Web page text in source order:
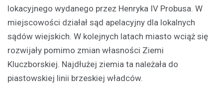
lokacyjnego wydanego przez Henryka IV Probusa. W
miejscowości działał sąd apelacyjny dla lokalnych
sądów wiejskich. W kolejnych latach miasto wciąż się
rozwijały pomimo zmian własności Ziemi
Kluczborskiej. Najdłużej ziemia ta należała do
piastowskiej linii brzeskiej władców.